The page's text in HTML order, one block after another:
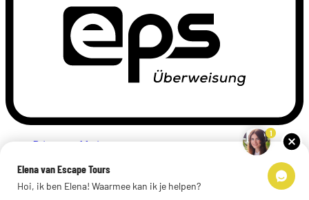
Privacyverklaring
Links
© 2026 Escape Tours
1
Elena van Escape Tours
Hoi, ik ben Elena! Waarmee kan ik je helpen?